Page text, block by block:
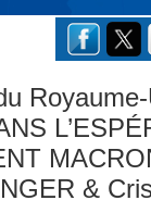
Royaume-
&